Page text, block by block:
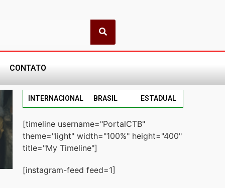
CONTATO
INTERNACIONAL BRASIL ESTADUAL
[timeline username="PortalCTB"
theme="light" width="100%" height="400"
title="My Timeline"]
[instagram-feed feed=1]